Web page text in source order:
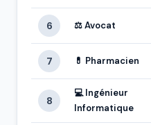
6 ⚖️ Avocat
7 💊 Pharmacien
8
💻 Ingénieur
Informatique